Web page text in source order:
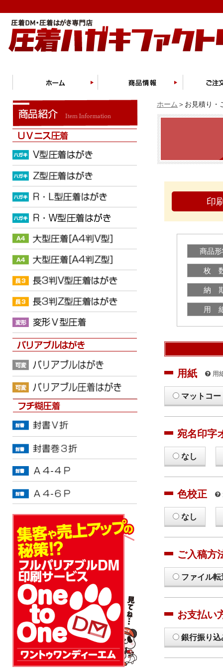
ホーム ＞お見積り・
印
商品
枚
納
用
用紙 用
マットコー
宛名印字
なし
色校正
なし
ご入稿方
ファイル
お支払い
銀行振り込